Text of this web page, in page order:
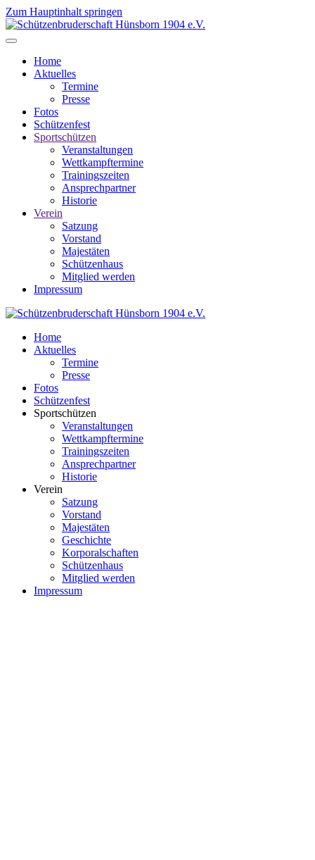
Zum Hauptinhalt springen
Home
Aktuelles
Termine
Presse
Fotos
Schützenfest
Sportschützen
Veranstaltungen
Wettkampftermine
Trainingszeiten
Ansprechpartner
Historie
Verein
Satzung
Vorstand
Majestäten
Schützenhaus
Mitglied werden
Impressum
Home
Aktuelles
Termine
Presse
Fotos
Schützenfest
Sportschützen
Veranstaltungen
Wettkampftermine
Trainingszeiten
Ansprechpartner
Historie
Verein
Satzung
Vorstand
Majestäten
Geschichte
Korporalschaften
Schützenhaus
Mitglied werden
Impressum